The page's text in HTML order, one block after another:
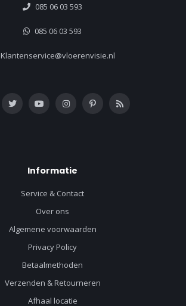
085 06 03 593
085 06 03 593
Klantenservice@vloerenvisie.nl
Informatie
Service & Contact
Over ons
Algemene voorwaarden
Privacy Policy
Betaalmethoden
Verzenden & Retourneren
Afhaal locatie